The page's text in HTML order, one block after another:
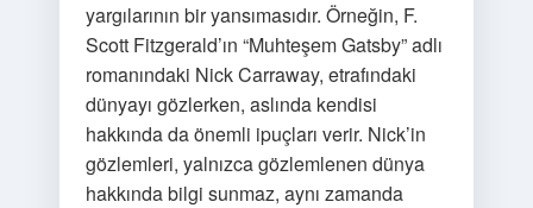
yargılarının bir yansımasıdır. Örneğin, F.
Scott Fitzgerald’ın “Muhteşem Gatsby” adlı
romanındaki Nick Carraway, etrafındaki
dünyayı gözlerken, aslında kendisi
hakkında da önemli ipuçları verir. Nick’in
gözlemleri, yalnızca gözlemlenen dünya
hakkında bilgi sunmaz, aynı zamanda